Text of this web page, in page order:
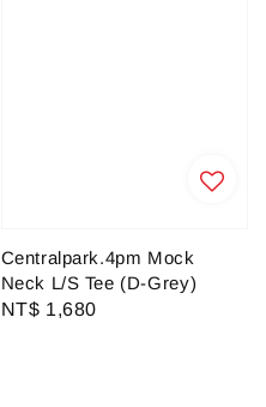
Centralpark.4pm Mock
Neck L/S Tee (D-Grey)
Regular
NT$ 1,680